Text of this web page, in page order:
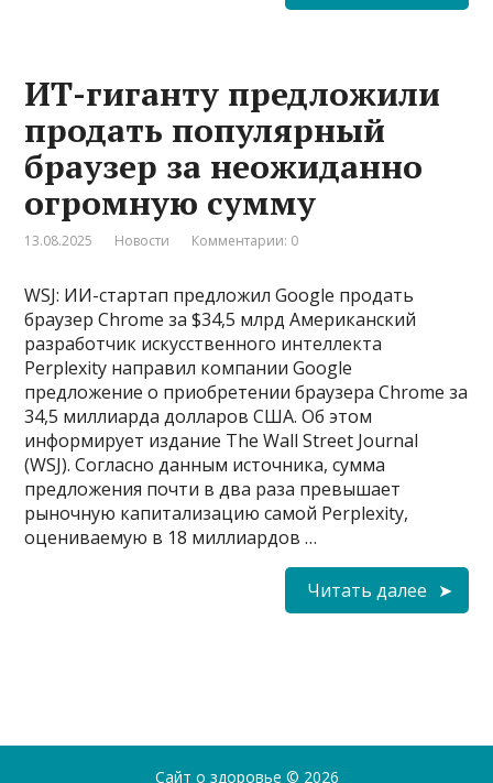
ИТ-гиганту предложили
продать популярный
браузер за неожиданно
огромную сумму
13.08.2025 Новости Комментарии: 0
WSJ: ИИ-стартап предложил Google продать
браузер Chrome за $34,5 млрд Американский
разработчик искусственного интеллекта
Perplexity направил компании Google
предложение о приобретении браузера Chrome за
34,5 миллиарда долларов США. Об этом
информирует издание The Wall Street Journal
(WSJ). Согласно данным источника, сумма
предложения почти в два раза превышает
рыночную капитализацию самой Perplexity,
оцениваемую в 18 миллиардов …
Читать далее
Сайт о здоровье © 2026